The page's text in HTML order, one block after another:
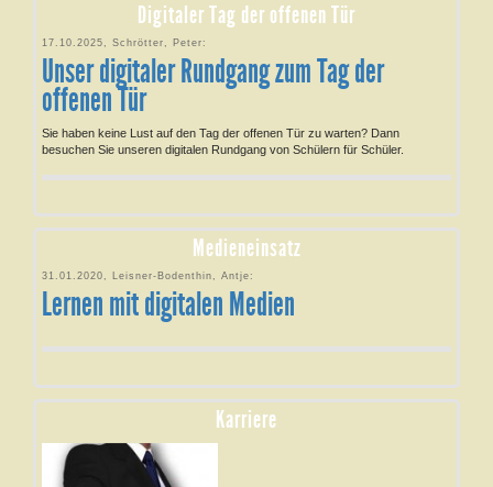
Digitaler Tag der offenen Tür
17.10.2025, Schrötter, Peter:
Unser digitaler Rundgang zum Tag der
offenen Tür
Sie haben keine Lust auf den Tag der offenen Tür zu warten? Dann
besuchen Sie unseren digitalen Rundgang von Schülern für Schüler.
Medieneinsatz
31.01.2020, Leisner-Bodenthin, Antje:
Lernen mit digitalen Medien
Karriere